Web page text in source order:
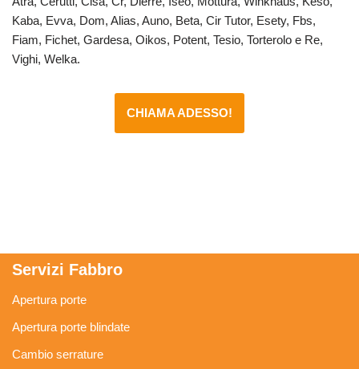
Kaba, Evva, Dom, Alias, Auno, Beta, Cir Tutor, Esety, Fbs,
Fiam, Fichet, Gardesa, Oikos, Potent, Tesio, Torterolo e Re,
Vighi, Welka.
CHIAMA ADESSO!
Servizi Fabbro
Apertura porte
Apertura porte blindate
Cambio serrature